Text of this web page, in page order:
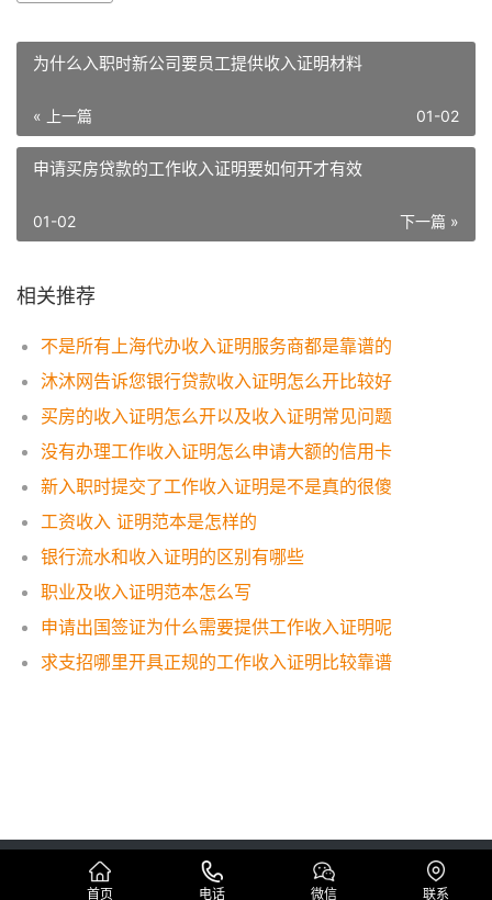
为什么入职时新公司要员工提供收入证明材料
« 上一篇 01-02
申请买房贷款的工作收入证明要如何开才有效
下一篇 »
01-02
相关推荐
不是所有上海代办收入证明服务商都是靠谱的
沐沐网告诉您银行贷款收入证明怎么开比较好
买房的收入证明怎么开以及收入证明常见问题
没有办理工作收入证明怎么申请大额的信用卡
新入职时提交了工作收入证明是不是真的很傻
工资收入 证明范本是怎样的
银行流水和收入证明的区别有哪些
职业及收入证明范本怎么写
申请出国签证为什么需要提供工作收入证明呢
求支招哪里开具正规的工作收入证明比较靠谱
Copyright © 代办工资流水制作公司 版权所有 蜀ICP备19005296号
网站地图
首页
电话 微信 联系